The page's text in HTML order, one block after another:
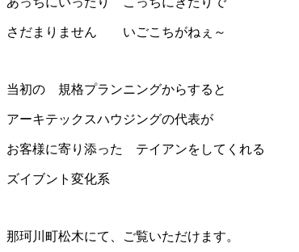
さだまりません いごこちがねぇ～
当初の 規格プランニングからすると
アーキテックスハウジングの代表が
お客様に寄り添った テイアンをしてくれる
ズイブント変化系
那珂川町松木にて、ご覧いただけます。